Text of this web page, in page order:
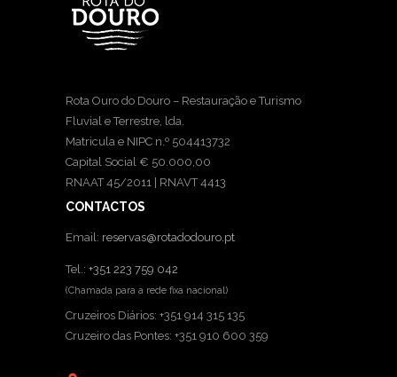
Rota Ouro do Douro – Restauração e Turismo
Fluvial e Terrestre, lda.
Matricula e NIPC n.º 504413732
Capital Social € 50.000,00
RNAAT 45/2011 | RNAVT 4413
CONTACTOS
Email: reservas@rotadodouro.pt
Tel.: +351 223 759 042
(Chamada para a rede fixa nacional)
Cruzeiros Diários: +351 914 315 135
Cruzeiro das Pontes: +351 910 600 359